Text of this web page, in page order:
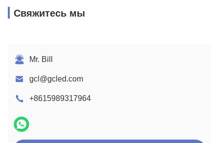
Свяжитесь мы
Mr. Bill
gcl@gcled.com
+8615989317964